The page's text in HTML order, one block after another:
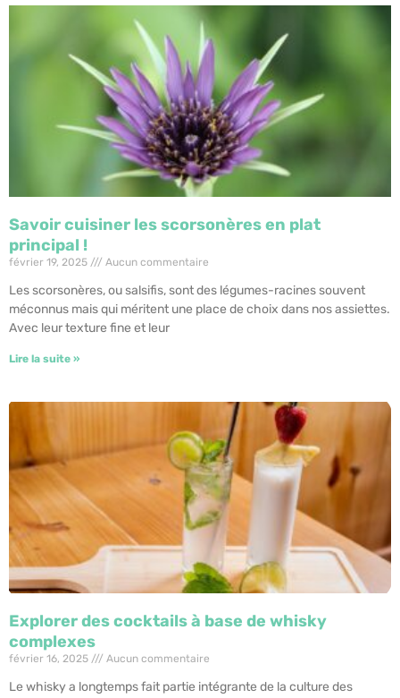
Savoir cuisiner les scorsonères en plat
principal !
février 19, 2025 Aucun commentaire
Les scorsonères, ou salsifis, sont des légumes-racines souvent
méconnus mais qui méritent une place de choix dans nos assiettes.
Avec leur texture fine et leur
Lire la suite »
Explorer des cocktails à base de whisky
complexes
février 16, 2025 Aucun commentaire
Le whisky a longtemps fait partie intégrante de la culture des